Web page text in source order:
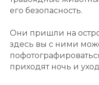
его безопасность.
Они пришли на
здесь вы с ними
приходят ночь и